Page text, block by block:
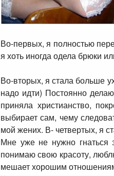
Во-первых, я полностью
я хоть иногда одела брюки
Во-вторых, я стала больше
надо идти) Постоянно
приняла христианство,
выбирает сам, чему
мой жених. В- четвертых, я
Мне уже не нужно гнаться
понимаю свою красоту,
мешает хорошим